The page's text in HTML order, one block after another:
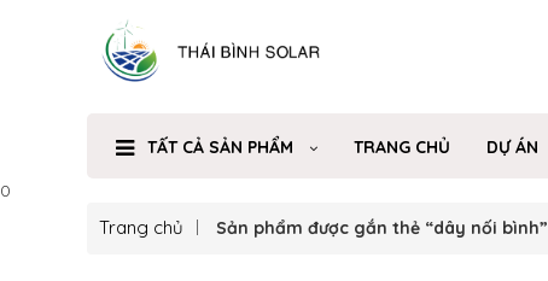
TẤT CẢ SẢN PHẨM TRANG CHỦ DỰ ÁN
0
Trang chủ Sản phẩm được gắn thẻ “dây nối bình”